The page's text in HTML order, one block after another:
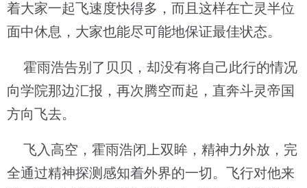
着大家一起飞速度快得多，而且这样在亡灵半位
面中休息，大家也能尽可能地保证最佳状态。
霍雨浩告别了贝贝，却没有将自己此行的情况
向学院那边汇报，再次腾空而起，直奔斗灵帝国
方向飞去。
飞入高空，霍雨浩闭上双眸，精神力外放，完
全通过精神探测感知着外界的一切。飞行对他来